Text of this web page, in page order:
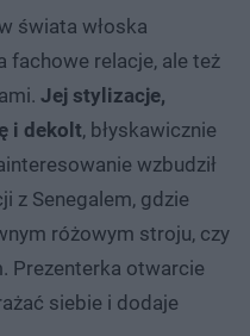
świata włoska
fachowe relacje, ale też
Jej stylizacje,
i dekolt, błyskawicznie
wzbudził
z Senegalem, gdzie
różowym stroju, czy
Prezenterka otwarcie
siebie i dodaje